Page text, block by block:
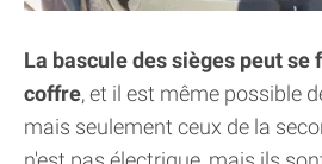
La bascule des sièges peut se
coffre, et il est même possible
mais seulement ceux de la